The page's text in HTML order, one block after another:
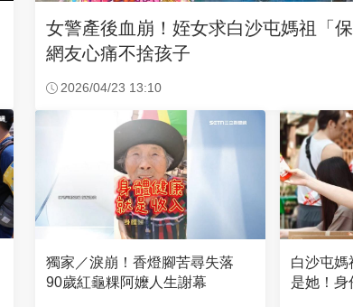
女警產後血崩！姪女求白沙屯媽祖「
網友心痛不捨孩子
2026/04/23 13:10
獨家／淚崩！香燈腳苦尋失落
90歲紅龜粿阿嬤人生謝幕
白沙屯媽
是她！